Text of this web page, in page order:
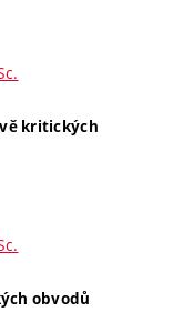
kritických
obvodů